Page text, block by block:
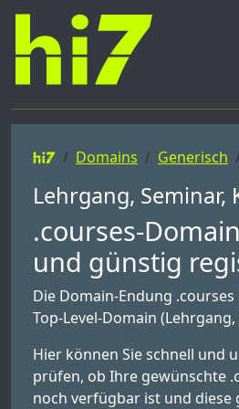
Domains Generisch
Lehrgang, Seminar,
.courses-
und günstig
Die Domain-Endung .courses
Top-Level-Domain (Lehrgang,
Hier können Sie schnell und
prüfen, ob Ihre gewünschte
noch verfügbar ist und